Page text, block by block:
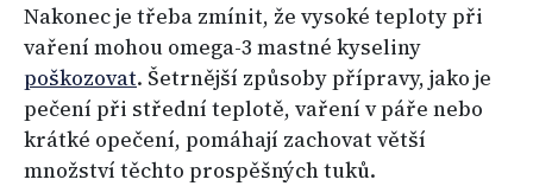
Nakonec je třeba zmínit, že vysoké teploty při
vaření mohou omega-3 mastné kyseliny
poškozovat. Šetrnější způsoby přípravy, jako je
pečení při střední teplotě, vaření v páře nebo
krátké opečení, pomáhají zachovat větší
množství těchto prospěšných tuků.